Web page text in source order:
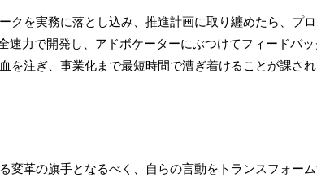
クを実務に落とし込み、推進計画に取り纏めたら、プ
力で開発し、アドボケーターにぶつけてフィードバ
を注ぎ、事業化まで最短時間で漕ぎ着けることが課さ
変革の旗手となるべく、自らの言動をトランスフォー